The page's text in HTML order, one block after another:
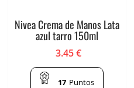
Nivea Crema de Manos Lata
azul tarro 150ml
3.45€
17 Puntos